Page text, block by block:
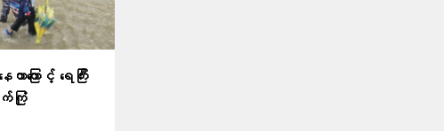
ကြောင့် ရေကြီး
ကြုံ